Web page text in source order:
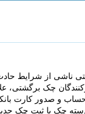
ناشی از شرایط
چک برگشتی،
حساب و صدور کارت
چک یا ثبت چک